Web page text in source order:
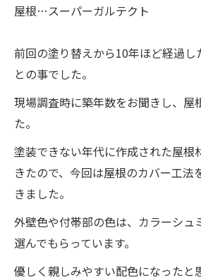
屋根…スーパーガルテクト
前回の塗り替えから10年ほど経過し
との事でした。
現場調査時に築年数をお聞きし、屋
た。
塗装できない年代に作成された屋根
きたので、今回は屋根のカバー工法
きました。
外壁色や付帯部の色は、カラーシュ
選んでもらっています。
優しく親しみやすい配色になったと